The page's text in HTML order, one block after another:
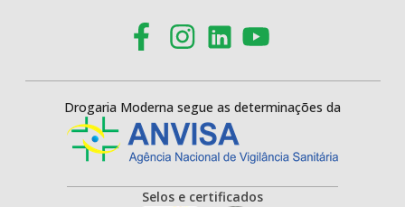
Drogaria Moderna segue as determinações da
Selos e certificados